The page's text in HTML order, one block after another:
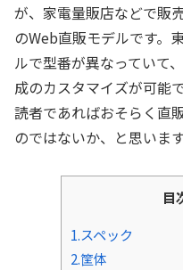
が、家電量販店などで販
のWeb直販モデルです。
ルで型番が異なっていて
成のカスタマイズが可能
読者であればおそらく直
のではないか、と思います
目
1.スペック
2.筐体